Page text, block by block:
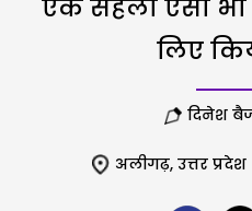
एक सहेली ऐसी
लिए
दिनेश
अलीगढ़, उत्तर प्रदेश